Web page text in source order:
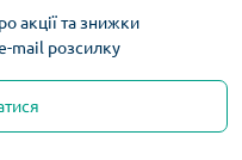
акції та знижки
mail розсилку